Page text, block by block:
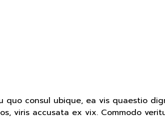
quo consul ubique, ea vis quaestio
viris accusata ex vix. Commodo